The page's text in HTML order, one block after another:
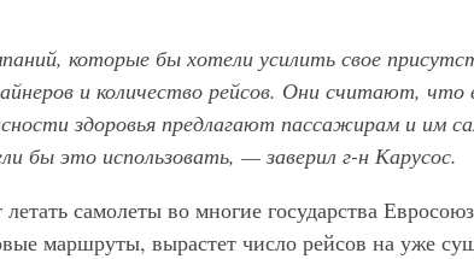
которые бы хотели усилить свое
и количество рейсов. Они считают, что
здоровья предлагают пассажирам и им
бы это использовать, — заверил г-н Карусос.
самолеты во многие государства
маршруты, вырастет число рейсов на уже